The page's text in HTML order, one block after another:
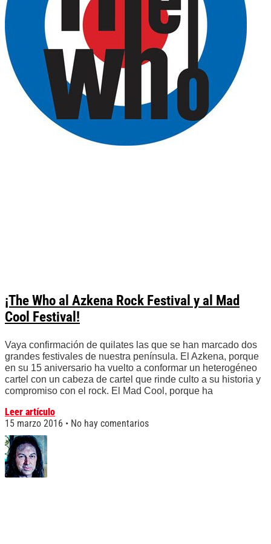
¡The Who al Azkena Rock Festival y al Mad
Cool Festival!
Vaya confirmación de quilates las que se han marcado dos
grandes festivales de nuestra península. El Azkena, porque
en su 15 aniversario ha vuelto a conformar un heterogéneo
cartel con un cabeza de cartel que rinde culto a su historia y
compromiso con el rock. El Mad Cool, porque ha
Leer artículo
15 marzo 2016
No hay comentarios